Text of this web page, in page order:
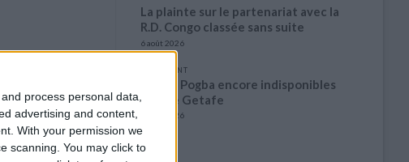
process personal data,
advertising and content,
With your permission we
scanning. You may click to
La plainte sur le partenariat avec la
R.D. Congo classée sans suite
6 août 2026
1 COMMENT
Fati et Pogba encore indisponibles
contre Getafe
6 août 2026